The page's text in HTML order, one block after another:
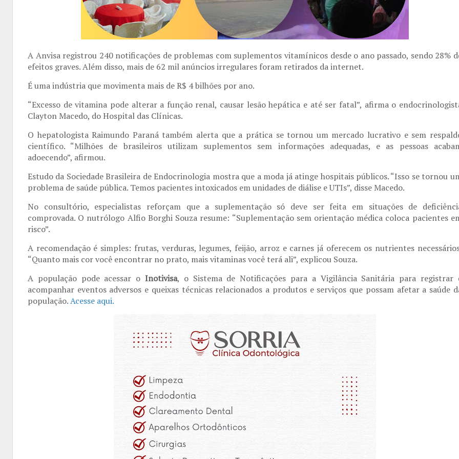
A Anvisa registrou 240 notificações de problemas com suplementos vitamínicos desde o ano passado, sendo 28%
efeitos graves. Além disso, mais de 62 mil anúncios irregulares foram retirados da internet.
É uma indústria que movimenta mais de R$ 4 bilhões por ano.
“Excesso de vitamina pode alterar a função renal, causar lesão hepática e até ser fatal”, afirma o
Clayton Macedo, do Hospital das Clínicas.
O hepatologista Raimundo Paraná também alerta que a prática se tornou um mercado lucrativo e sem
científico. “Milhões de brasileiros utilizam suplementos sem informações adequadas, e as pessoas
adoecendo”, afirmou.
Estudo da Sociedade Brasileira de Endocrinologia mostra que a moda já atinge hospitais públicos. “Isso se tornou
problema de saúde pública. Temos pacientes intoxicados em unidades de diálise e UTIs”, disse Macedo.
No consultório, especialistas reforçam que a suplementação só deve ser feita em situações de
comprovada. O nutrólogo Alfio Borghi Souza resume: “Suplementação sem orientação médica coloca pacientes
risco”.
A recomendação é simples: frutas, verduras, legumes, feijão, arroz e carnes já oferecem os nutrientes
“Quanto mais cor você encontrar no prato, mais vitaminas você terá ali”, explicou Souza.
A população pode acessar oInotivisa, o Sistema de Notificações para a Vigilância Sanitária para registrar
acompanhar eventos adversos e queixas técnicas relacionados a produtos e serviços que possam afetar a saúde
população.Acesse aqui.